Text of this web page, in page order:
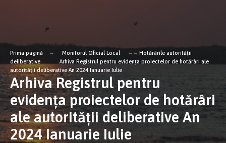
Prima pagină Monitorul Oficial Local
Hotărârile autorității
deliberative
Arhiva Registrul pentru evidența proiectelor de hotărâri ale
autorității deliberative An 2024 Ianuarie Iulie
Arhiva Registrul pentru
evidența proiectelor de hotărâri
ale autorității deliberative An
2024 Ianuarie Iulie